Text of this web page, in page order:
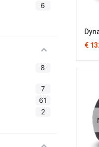
6
8
7
61
2
€